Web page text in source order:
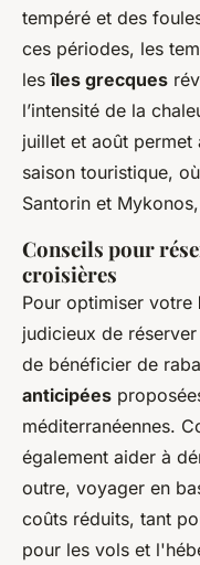
tempéré et des
ces périodes, les
lesîles grecques
l’intensité de la
juillet et août permet
saison touristique,
Santorin et
Conseils pour
croisières
Pour optimiser votre
judicieux de
de bénéficier de
anticipées
méditerranéennes.
également aider à
outre, voyager en
coûts réduits, tant
pour les vols et